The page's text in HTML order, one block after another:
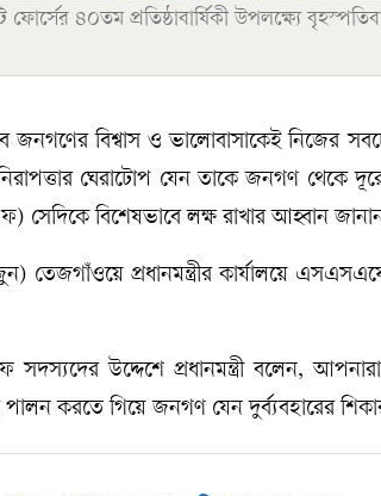
ফোর্সের ৪০তম প্রতিষ্ঠাবার্ষিকী উপলক্ষ্যে
জনগণের বিশ্বাস ও ভালোবাসাকেই নিজের
ঘেরাটোপ যেন তাকে জনগণ থেকে
বিশেষভাবে লক্ষ রাখার আহ্বান জানান
তেজগাঁওয়ে প্রধানমন্ত্রীর কার্যালয়ে
উদ্দেশে প্রধানমন্ত্রী বলেন, আপনারা
পালন করতে গিয়ে জনগণ যেন দুর্ব্যবহারের